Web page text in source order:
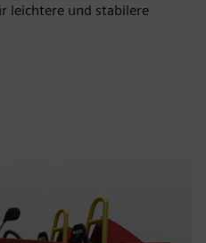
leichtere und stabilere